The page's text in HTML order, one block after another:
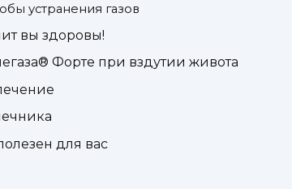
устранения газов
вы здоровы!
Форте при вздутии живота
для вас